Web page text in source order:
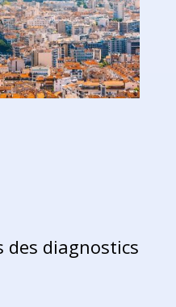
des diagnostics